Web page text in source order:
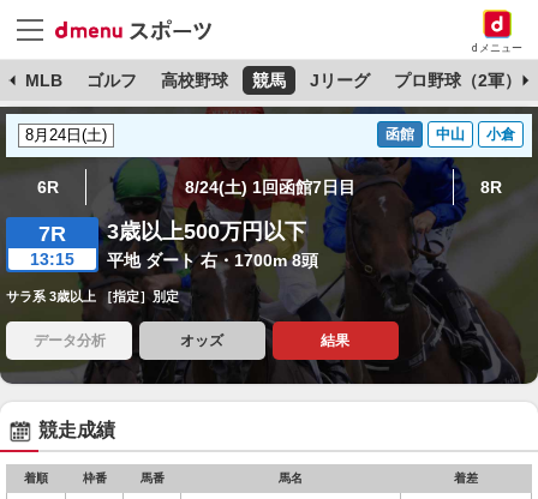
dメニュー
MLB ゴルフ 高校野球 競馬 Jリーグ プロ野球（2軍）
函館 中山 小倉
6R 8/24(土) 1回函館7日目 8R
7R
13:15
3歳以上500万円以下
平地 ダート 右・1700m 8頭
サラ系 3歳以上 ［指定］別定
データ分析 オッズ 結果
競走成績
着順 枠番 馬番 馬名 着差